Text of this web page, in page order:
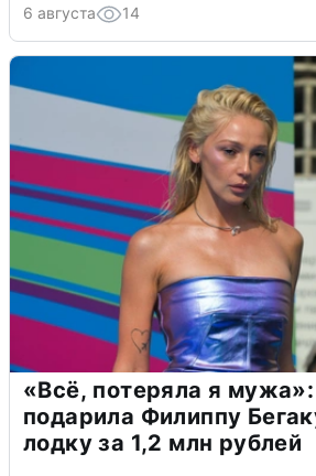
6 августа 14
«Всё, потеряла я
подарила Филиппу
лодку за 1,2 млн рублей